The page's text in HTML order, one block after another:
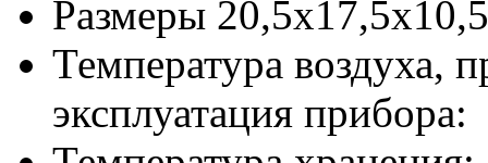
Размеры
Температура воздуха,
эксплуатация